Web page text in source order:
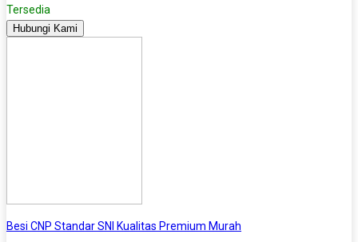
Tersedia
Hubungi Kami
Besi CNP Standar SNI Kualitas Premium Murah